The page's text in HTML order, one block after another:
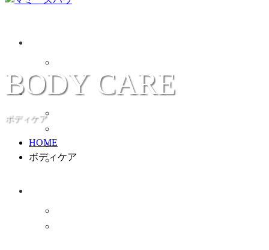
BODY CARE
ボディケア
HOME
ボディケア